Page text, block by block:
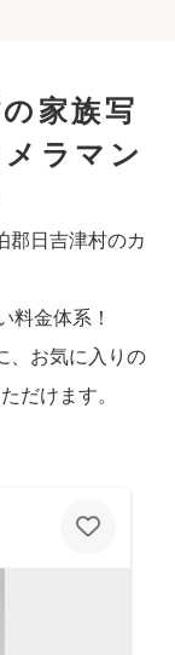
家族写
ラマン
郡日吉津村のカ
料金体系！
、お気に入りの
だけます。